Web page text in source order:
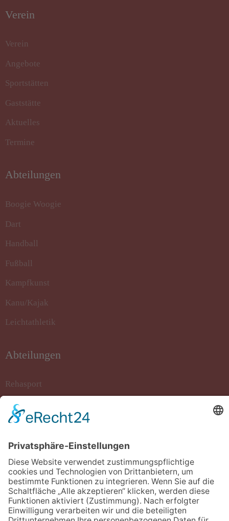
Verein
Verein
Angebote
Sportstätten
Gaststätte
Aktuelles
Termine
Abteilungen
Boogie Woogie
Dart
Handball
Fußball
Kampfkunst
Kanu/Kajak
Leichtathletik
Abteilungen
Rehasport
Rollstuhlbasketball
Sportkegeln
Stockschiessen
Tanzsport
Turnen/Fitness/Gymnastik
Volleyball